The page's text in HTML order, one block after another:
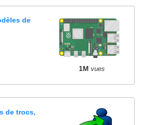
de
1M vues
de trocs,